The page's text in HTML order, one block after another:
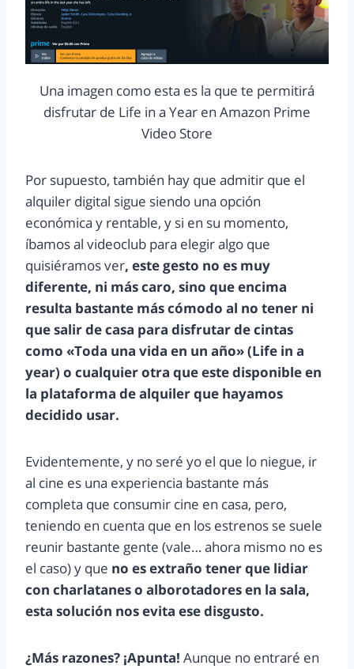
Una imagen como esta es la que te permitirá
disfrutar de Life in a Year en Amazon Prime
Video Store
Por supuesto, también hay que admitir que el
alquiler digital sigue siendo una opción
económica y rentable, y si en su momento,
íbamos al videoclub para elegir algo que
quisiéramos ver, este gesto no es muy
diferente, ni más caro, sino que encima
resulta bastante más cómodo al no tener ni
que salir de casa para disfrutar de cintas
como «Toda una vida en un año» (Life in a
year) o cualquier otra que este disponible en
la plataforma de alquiler que hayamos
decidido usar.
Evidentemente, y no seré yo el que lo niegue, ir
al cine es una experiencia bastante más
completa que consumir cine en casa, pero,
teniendo en cuenta que en los estrenos se suele
reunir bastante gente (vale… ahora mismo no es
el caso) y que no es extraño tener que lidiar
con charlatanes o alborotadores en la sala,
esta solución nos evita ese disgusto.
¿Más razones? ¡Apunta! Aunque no entraré en